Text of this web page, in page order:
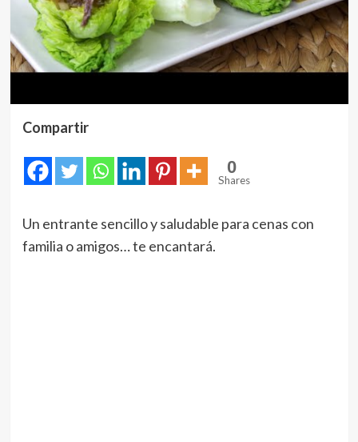
Compartir
0
Shares
Un entrante sencillo y saludable para cenas con
familia o amigos… te encantará.